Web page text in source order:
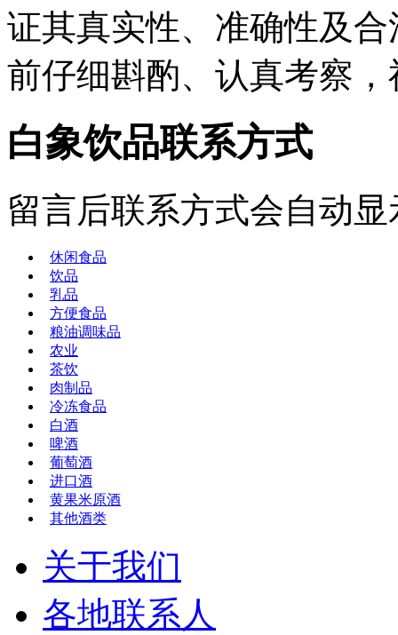
证其真实性、准确性及
前仔细斟酌、认真考察
白象饮品联系方式
留言后联系方式会自动显
休闲食品
饮品
乳品
方便食品
粮油调味品
农业
茶饮
肉制品
冷冻食品
白酒
啤酒
葡萄酒
进口酒
黄果米原酒
其他酒类
关于我们
各地联系人